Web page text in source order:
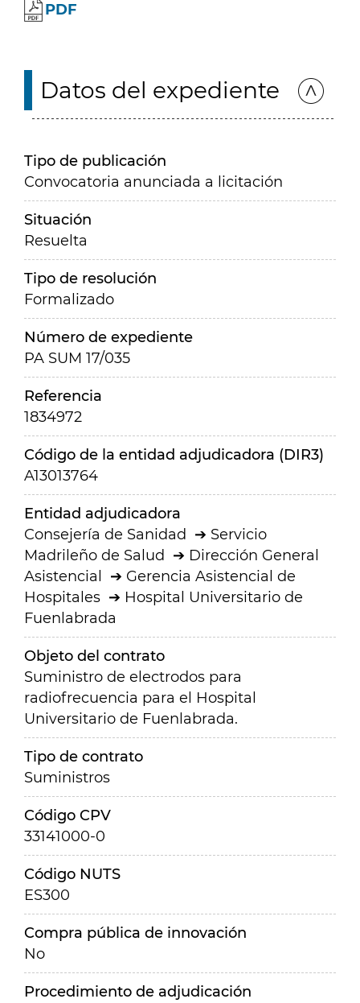
PDF
Datos del expediente
Tipo de publicación
Convocatoria anunciada a licitación
Situación
Resuelta
Tipo de resolución
Formalizado
Número de expediente
PA SUM 17/035
Referencia
1834972
Código de la entidad adjudicadora (DIR3)
A13013764
Entidad adjudicadora
Consejería de Sanidad
Servicio
Madrileño de Salud
Dirección General
Asistencial
Gerencia Asistencial de
Hospitales
Hospital Universitario de
Fuenlabrada
Objeto del contrato
Suministro de electrodos para
radiofrecuencia para el Hospital
Universitario de Fuenlabrada.
Tipo de contrato
Suministros
Código CPV
33141000-0
Código NUTS
ES300
Compra pública de innovación
No
Procedimiento de adjudicación